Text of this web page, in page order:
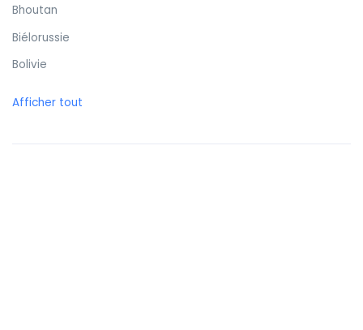
Bhoutan
Biélorussie
Bolivie
Botswana
Afficher tout